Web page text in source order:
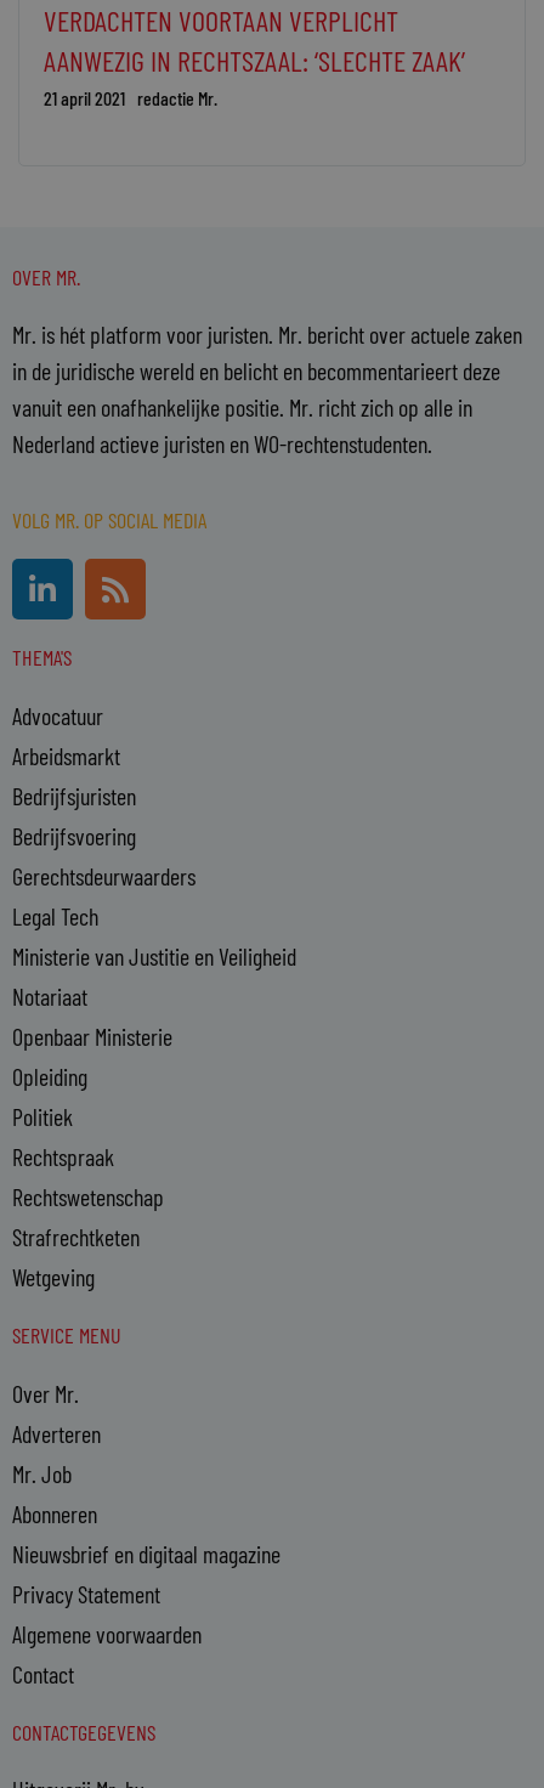
VERDACHTEN VOORTAAN VERPLICHT
AANWEZIG IN RECHTSZAAL: ‘SLECHTE ZAAK’
21 april 2021 redactie Mr.
OVER MR.
Mr. is hét platform voor juristen. Mr. bericht over actuele zaken
in de juridische wereld en belicht en becommentarieert deze
vanuit een onafhankelijke positie. Mr. richt zich op alle in
Nederland actieve juristen en WO-rechtenstudenten.
VOLG MR. OP SOCIAL MEDIA
i
k
d
i
n
-
i
n
R
s
THEMA'S
Advocatuur
Arbeidsmarkt
Bedrijfsjuristen
Bedrijfsvoering
Gerechtsdeurwaarders
Legal Tech
Ministerie van Justitie en Veiligheid
Notariaat
Openbaar Ministerie
Opleiding
Politiek
Rechtspraak
Rechtswetenschap
Strafrechtketen
Wetgeving
SERVICE MENU
Over Mr.
Adverteren
Mr. Job
Abonneren
Nieuwsbrief en digitaal magazine
Privacy Statement
Algemene voorwaarden
Contact
CONTACTGEGEVENS